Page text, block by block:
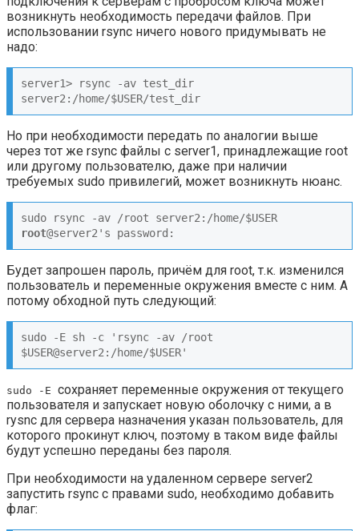
возникнуть необходимость передачи файлов. При
использовании rsync ничего нового придумывать не
надо:
server1> rsync -av test_dir
server2:/home/$USER/test_dir
Но при необходимости передать по аналогии выше
через тот же rsync файлы с server1, принадлежащие root
или другому пользователю, даже при наличии
требуемых sudo привилегий, может возникнуть нюанс.
root@server2's password:
Будет запрошен пароль, причём для root, т.к. изменился
пользователь и переменные окружения вместе с ним. А
потому обходной путь следующий:
sudo -E sh -c 'rsync -av /root
$USER@server2:/home/$USER'
sudo -E сохраняет переменные окружения от текущего
пользователя и запускает новую оболочку с ними, а в
rysnc для сервера назначения указан пользователь, для
которого прокинут ключ, поэтому в таком виде файлы
будут успешно переданы без пароля.
При необходимости на удаленном сервере server2
запустить rsync с правами sudo, необходимо добавить
флаг: